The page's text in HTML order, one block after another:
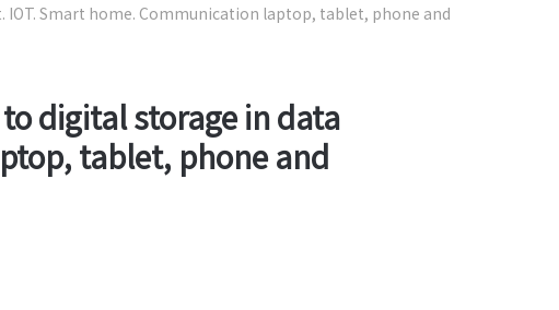
Smart home. Communication laptop, tablet, phone and
digital storage in data
tablet, phone and